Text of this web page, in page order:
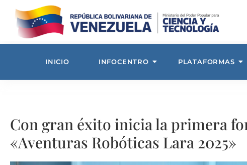
INICIO INFOCENTRO PLATAFORMAS
Con gran éxito inicia la primera
«Aventuras Robóticas Lara 2025»